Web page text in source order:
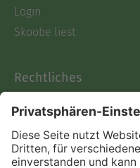
Login
Skoobe liest
Rechtliches
AGB
Informationen nach Data
Act